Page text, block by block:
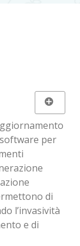
per
di
l’invasività
e di